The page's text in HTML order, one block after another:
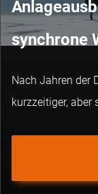
synchrone
Nach Jahren der
kurzzeitiger, aber